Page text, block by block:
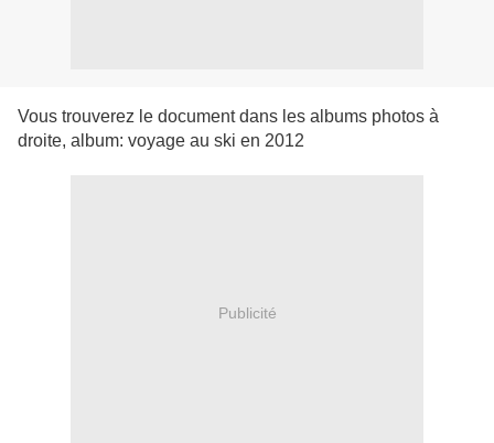
Vous trouverez le document dans les albums photos à
droite, album: voyage au ski en 2012
Publicité